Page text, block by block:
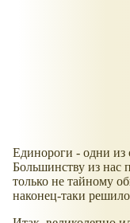
Единороги - одни из
Большинству из нас
только не тайному
наконец-таки